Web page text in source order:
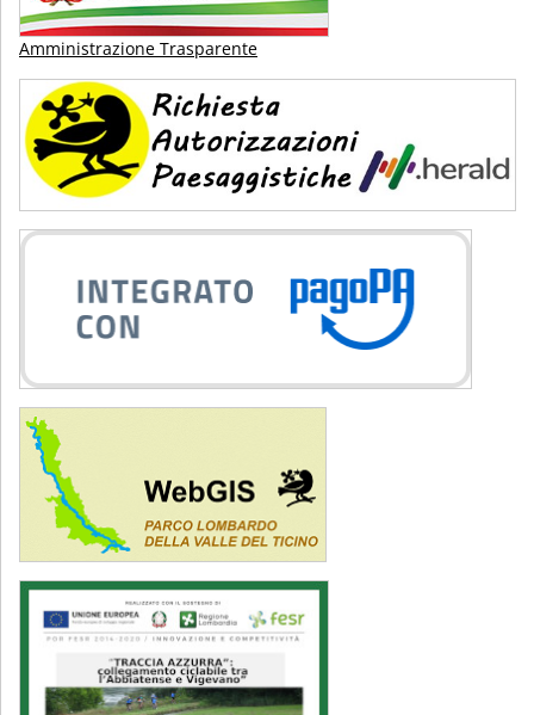
Amministrazione Trasparente